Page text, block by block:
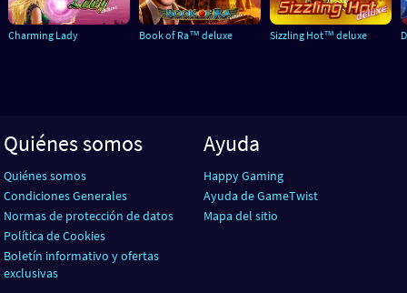
Charming Lady Book of Ra™ deluxe Sizzling Hot™ deluxe
Quiénes somos
Quiénes somos
Condiciones Generales
Normas de protección de datos
Política de Cookies
Boletín informativo y ofertas
exclusivas
Ayuda
Happy Gaming
Ayuda de GameTwist
Mapa del sitio